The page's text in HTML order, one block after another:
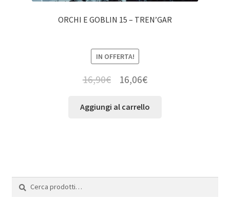
ORCHI E GOBLIN 15 – TREN’GAR
IN OFFERTA!
16,90€ 16,06€
Aggiungi al carrello
Cerca:
Cerca